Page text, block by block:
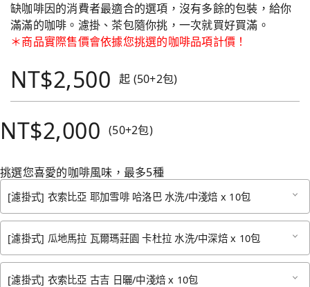
缺咖啡因的消費者最適合的選項，沒有多餘的包裝，給你
滿滿的咖啡。濾掛、茶包隨你挑，一次就買好買滿。
＊商品實際售價會依據您挑選的咖啡品項計價！
NT$2,500 起 (50+2包)
NT$2,000 (50+2包)
挑選您喜愛的咖啡風味，最多5種
[濾掛式] 衣索比亞 耶加雪啡 哈洛巴 水洗/中淺焙 x 10包
[濾掛式] 瓜地馬拉 瓦爾瑪莊園 卡杜拉 水洗/中深焙 x 10包
[濾掛式] 衣索比亞 古吉 日曬/中淺焙 x 10包